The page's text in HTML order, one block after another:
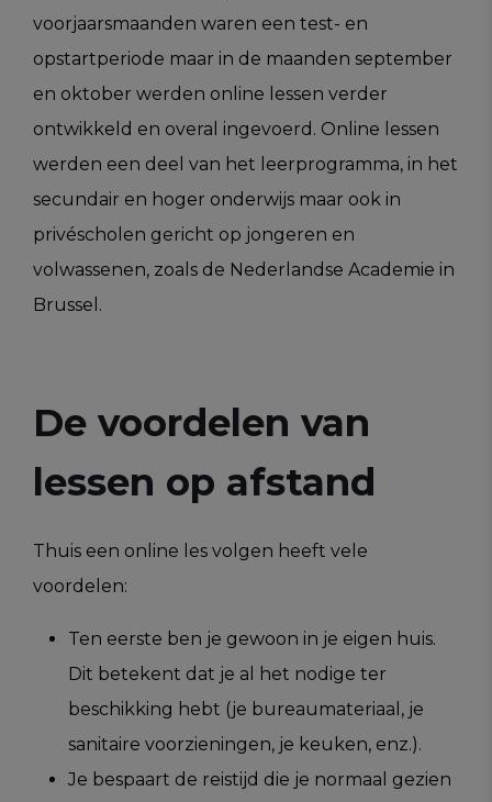
voorjaarsmaanden waren een test- en
opstartperiode maar in de maanden september
en oktober werden online lessen verder
ontwikkeld en overal ingevoerd. Online lessen
werden een deel van het leerprogramma, in het
secundair en hoger onderwijs maar ook in
privéscholen gericht op jongeren en
volwassenen, zoals de Nederlandse Academie in
Brussel.
De voordelen van
lessen op afstand
Thuis een online les volgen heeft vele
voordelen:
Ten eerste ben je gewoon in je eigen huis.
Dit betekent dat je al het nodige ter
beschikking hebt (je bureaumateriaal, je
sanitaire voorzieningen, je keuken, enz.).
Je bespaart de reistijd die je normaal gezien